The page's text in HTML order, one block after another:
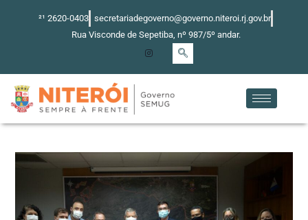
²¹ 2620-0403 secretariadegoverno@governo.niteroi.rj.gov.br
Rua Visconde de Sepetiba, nº 987/5º andar.